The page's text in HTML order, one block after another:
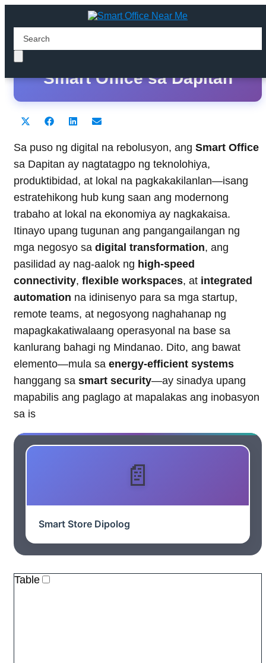
Ang Pinakamahusay na
Smart Office sa Dapitan
Share
T
w
i
t
e
)
Share
c
e
b
o
o
k
Share
n
k
e
I
n
Share
a
i
l
Sa puso ng digital na rebolusyon, ang Smart Office
sa Dapitan ay nagtatagpo ng teknolohiya,
produktibidad, at lokal na pagkakakilanlan—isang
estratehikong hub kung saan ang modernong
trabaho at lokal na ekonomiya ay nagkakaisa.
Itinayo upang tugunan ang pangangailangan ng
mga negosyo sa digital transformation, ang
pasilidad ay nag-aalok ng high-speed
connectivity, flexible workspaces, at integrated
automation na idinisenyo para sa mga startup,
remote teams, at negosyong naghahanap ng
mapagkakatiwalaang operasyonal na base sa
kanlurang bahagi ng Mindanao. Dito, ang bawat
elemento—mula sa energy-efficient systems
hanggang sa smart security—ay sinadya upang
mapabilis ang paglago at mapalakas ang inobasyon
sa is
Smart Store Dipolog
Table